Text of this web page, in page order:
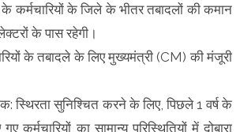
कर्मचारियों के जिले के भीतर तबादलों की कमान
के पास रहेगी।
के तबादले के लिए मुख्यमंत्री (CM) की मंजूरी
स्थिरता सुनिश्चित करने के लिए, पिछले 1 वर्ष के
कर्मचारियों का सामान्य परिस्थितियों में दोबारा